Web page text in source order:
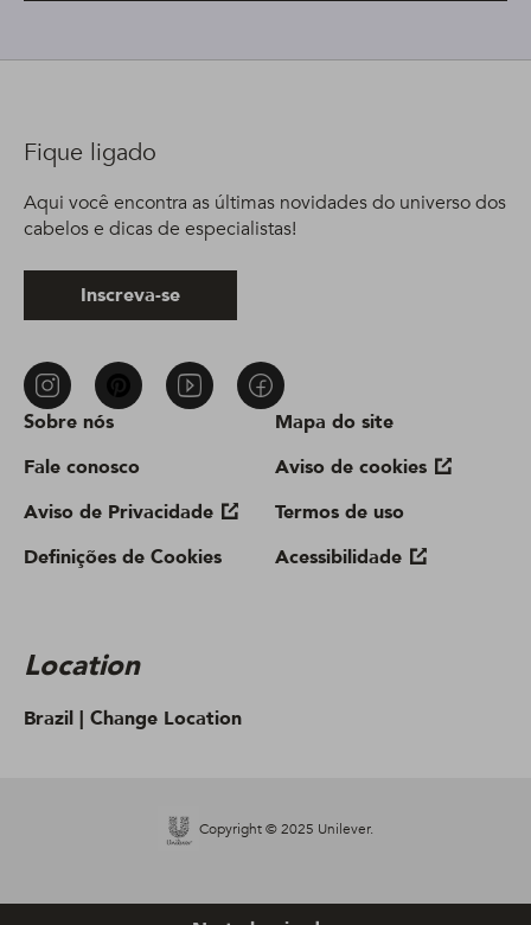
Sobre nós
Fale conosco
Aviso de Privacidade
Definições de Cookies
Mapa do site
Aviso de cookies
Termos de uso
Acessibilidade
Location
Brazil | Change Location
Fique ligado
Aqui você encontra as últimas novidades do universo dos
cabelos e dicas de especialistas!
Inscreva-se
Copyright © 2025 Unilever.